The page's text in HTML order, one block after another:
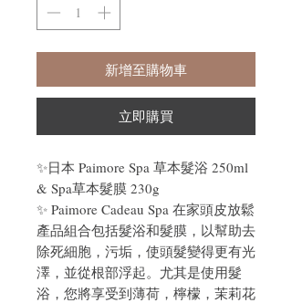
新增至購物車
立即購買
✨日本 Paimore Spa 草本髮浴 250ml
& Spa草本髮膜 230g
✨ Paimore Cadeau Spa 在家頭皮放鬆
產品組合包括髮浴和髮膜，以幫助去
除死細胞，污垢，使頭髮變得更有光
澤，並從根部浮起。尤其是使用髮
浴，您將享受到薄荷，檸檬，茉莉花